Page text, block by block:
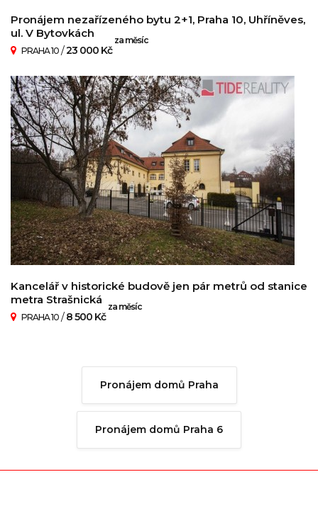
Pronájem nezařízeného bytu 2+1, Praha 10, Uhříněves,
ul. V Bytovkách
PRAHA 10 /23 000 Kč
za měsíc
Kancelář v historické budově jen pár metrů od stanice
metra Strašnická
PRAHA 10 /8 500 Kč
za měsíc
Pronájem domů Praha
Pronájem domů Praha 6